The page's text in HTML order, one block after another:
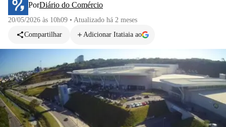
PorDiário do Comércio
20/05/2026 às 10h09 • Atualizado há 2 meses
Compartilhar
Adicionar Itatiaia ao